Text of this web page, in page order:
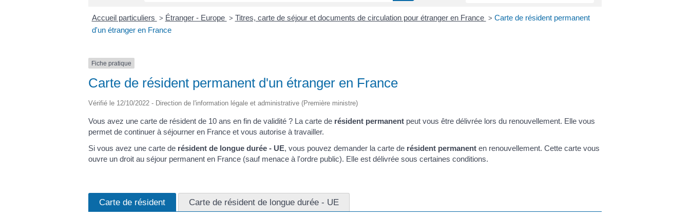
Accueil particuliers > Étranger - Europe > Titres, carte de séjour et documents de circulation pour étranger en France > Carte de résident permanent
d'un étranger en France
Fiche pratique
Carte de résident permanent d'un étranger en France
Vérifié le 12/10/2022 - Direction de l'information légale et administrative (Première ministre)
Vous avez une carte de résident de 10 ans en fin de validité ? La carte de résident permanent peut vous être délivrée lors du renouvellement. Elle vous
permet de continuer à séjourner en France et vous autorise à travailler.
Si vous avez une carte de résident de longue durée - UE, vous pouvez demander la carte de résident permanent en renouvellement. Cette carte vous
ouvre un droit au séjour permanent en France (sauf menace à l'ordre public). Elle est délivrée sous certaines conditions.
Carte de résident Carte de résident de longue durée - UE